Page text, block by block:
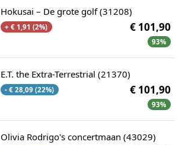
Hokusai – De grote golf (31208)
+ € 1,91 (2%) € 101,90
93%
E.T. the Extra-Terrestrial (21370)
- € 28,09 (22%) € 101,90
93%
Olivia Rodrigo's concertmaan (43029)